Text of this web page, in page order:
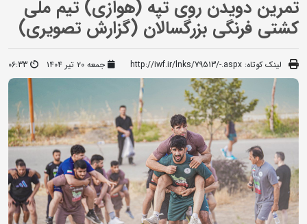
تمرین دویدن روی تپه (هوازی) تیم ملی
کشتی فرنگی بزرگسالان (گزارش تصویری)
لینک کوتاه: http://iwf.ir/lnks/79513/-.aspx جمعه ۲۰ تیر ۱۴۰۴ 06:33